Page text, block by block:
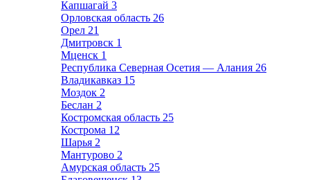
Капшагай 3
Орловская область 26
Орел 21
Дмитровск 1
Мценск 1
Республика Северная Осетия — Алания 26
Владикавказ 15
Моздок 2
Беслан 2
Костромская область 25
Кострома 12
Шарья 2
Мантурово 2
Амурская область 25